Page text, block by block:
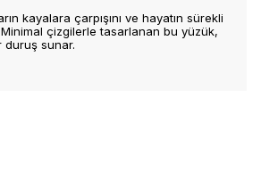
kayalara çarpışını ve hayatın sürekli
çizgilerle tasarlanan bu yüzük,
duruş sunar.